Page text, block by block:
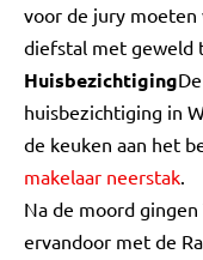
voor de jury moeten
diefstal met geweld
Huisbezichtiging
huisbezichtiging in
de keuken aan het
makelaar neerstak.
Na de moord
ervandoor met de